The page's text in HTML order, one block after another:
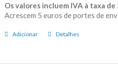
Os valores incluem IVA à taxa de
Acrescem 5 euros de portes de
Adicionar Detalhes